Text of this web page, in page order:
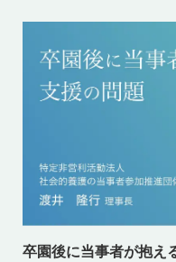
卒園後に当事者が抱え